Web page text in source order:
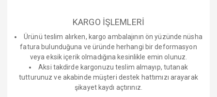
KARGO İŞLEMLERİ
Ürünü teslim alırken, kargo ambalajının ön yüzünde nüsha
fatura bulunduğuna ve üründe herhangi bir deformasyon
veya eksik içerik olmadığına kesinlikle emin olunuz.
Aksi takdirde kargonuzu teslim almayıp, tutanak
tutturunuz ve akabinde müşteri destek hattımızı arayarak
şikayet kaydı açtırınız.